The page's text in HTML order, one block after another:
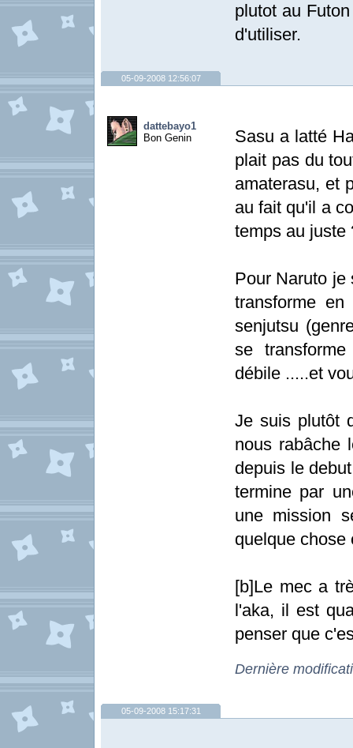
plutot au
d'utiliser.
05-09-2008 12:56:07
dattebayo1
Bon Genin
Sasu a latté
plait pas du
amaterasu, et
au fait qu'il a
temps au juste
Pour Naruto je
transforme
senjutsu
se
débile .....et
Je suis plutôt
nous rabâche
depuis le
termine par
une mission
quelque chose
[b]Le mec a
l'aka, il est
penser que
Dernière
05-09-2008 15:17:31